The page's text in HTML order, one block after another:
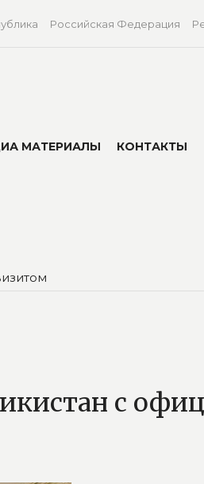
Российская Федерация
МАТЕРИАЛЫ КОНТАКТЫ
с